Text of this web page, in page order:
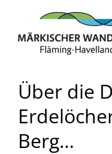
springen
Über die
Berg…